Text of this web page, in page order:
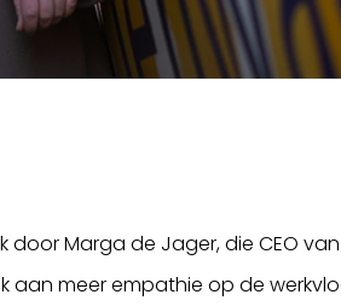
Marga de Jager, die CEO van
aan meer empathie op de